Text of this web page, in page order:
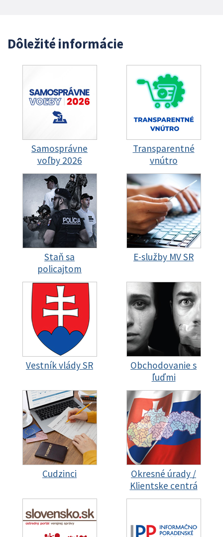
Dôležité informácie
Samosprávne
voľby 2026
Transparentné
vnútro
Staň sa
policajtom
E-služby MV SR
Vestník vlády SR
Obchodovanie s
ľuďmi
Cudzinci
Okresné úrady /
Klientske centrá